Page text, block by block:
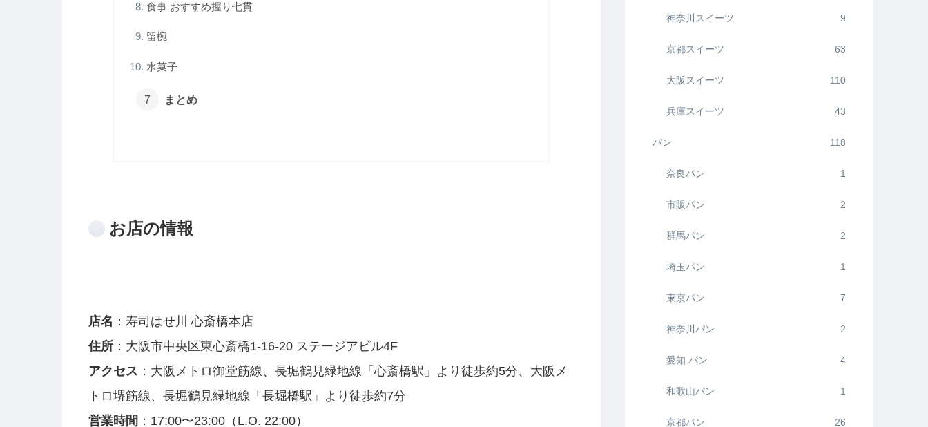
食事 おすすめ握り七貫
留椀
水菓子
まとめ
お店の情報
店名 ：寿司はせ川 心斎橋本店
住所：大阪市中央区東心斎橋1-16-20 ステージアビル4F
アクセス ：大阪メトロ御堂筋線、長堀鶴見緑地線「心斎橋駅」より徒歩約5分、大阪メ
トロ堺筋線、長堀鶴見緑地線「長堀橋駅」より徒歩約7分
営業時間 ：17:00〜23:00（L.O. 22:00）
神奈川スイーツ 9
京都スイーツ 63
大阪スイーツ 110
兵庫スイーツ 43
パン 118
奈良パン 1
市販パン 2
群馬パン 2
埼玉パン 1
東京パン 7
神奈川パン 2
愛知 パン 4
和歌山パン 1
京都パン 26